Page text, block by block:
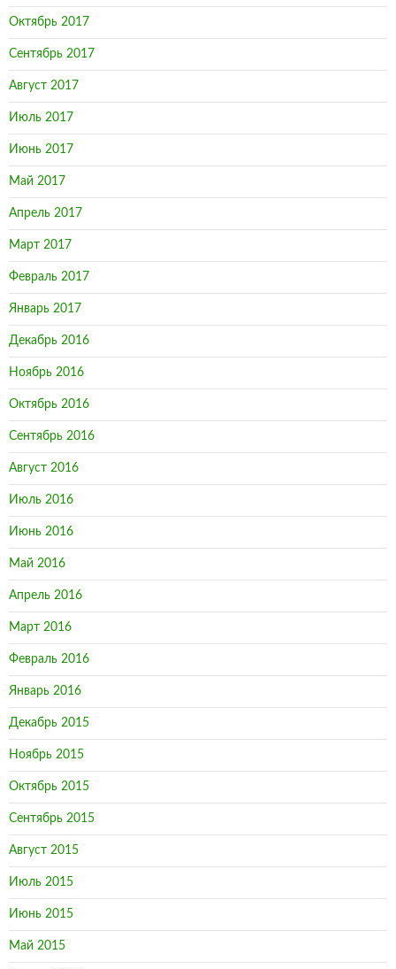
Октябрь 2017
Сентябрь 2017
Август 2017
Июль 2017
Июнь 2017
Май 2017
Апрель 2017
Март 2017
Февраль 2017
Январь 2017
Декабрь 2016
Ноябрь 2016
Октябрь 2016
Сентябрь 2016
Август 2016
Июль 2016
Июнь 2016
Май 2016
Апрель 2016
Март 2016
Февраль 2016
Январь 2016
Декабрь 2015
Ноябрь 2015
Октябрь 2015
Сентябрь 2015
Август 2015
Июль 2015
Июнь 2015
Май 2015